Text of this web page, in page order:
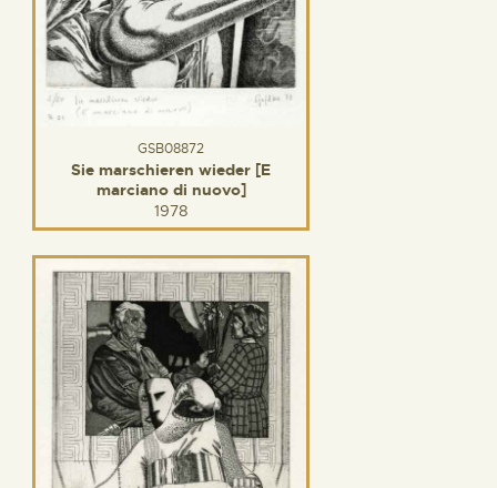
GSB08872
Sie marschieren wieder [E
marciano di nuovo]
1978